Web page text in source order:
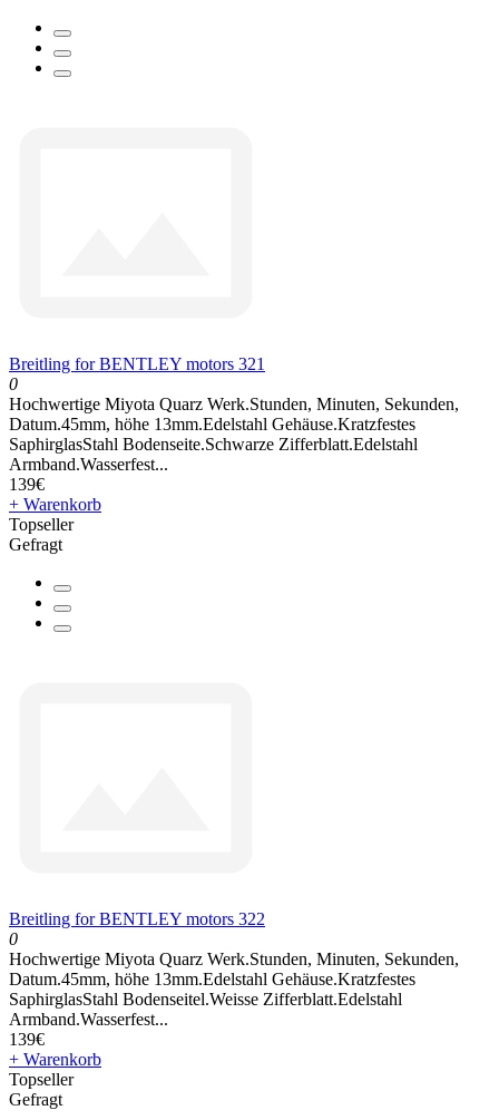
Breitling for BENTLEY motors 321
0
Hochwertige Miyota Quarz Werk.Stunden, Minuten, Sekunden,
Datum.45mm, höhe 13mm.Edelstahl Gehäuse.Kratzfestes
SaphirglasStahl Bodenseite.Schwarze Zifferblatt.Edelstahl
Armband.Wasserfest...
139€
+ Warenkorb
Topseller
Gefragt
Breitling for BENTLEY motors 322
0
Hochwertige Miyota Quarz Werk.Stunden, Minuten, Sekunden,
Datum.45mm, höhe 13mm.Edelstahl Gehäuse.Kratzfestes
SaphirglasStahl Bodenseitel.Weisse Zifferblatt.Edelstahl
Armband.Wasserfest...
139€
+ Warenkorb
Topseller
Gefragt